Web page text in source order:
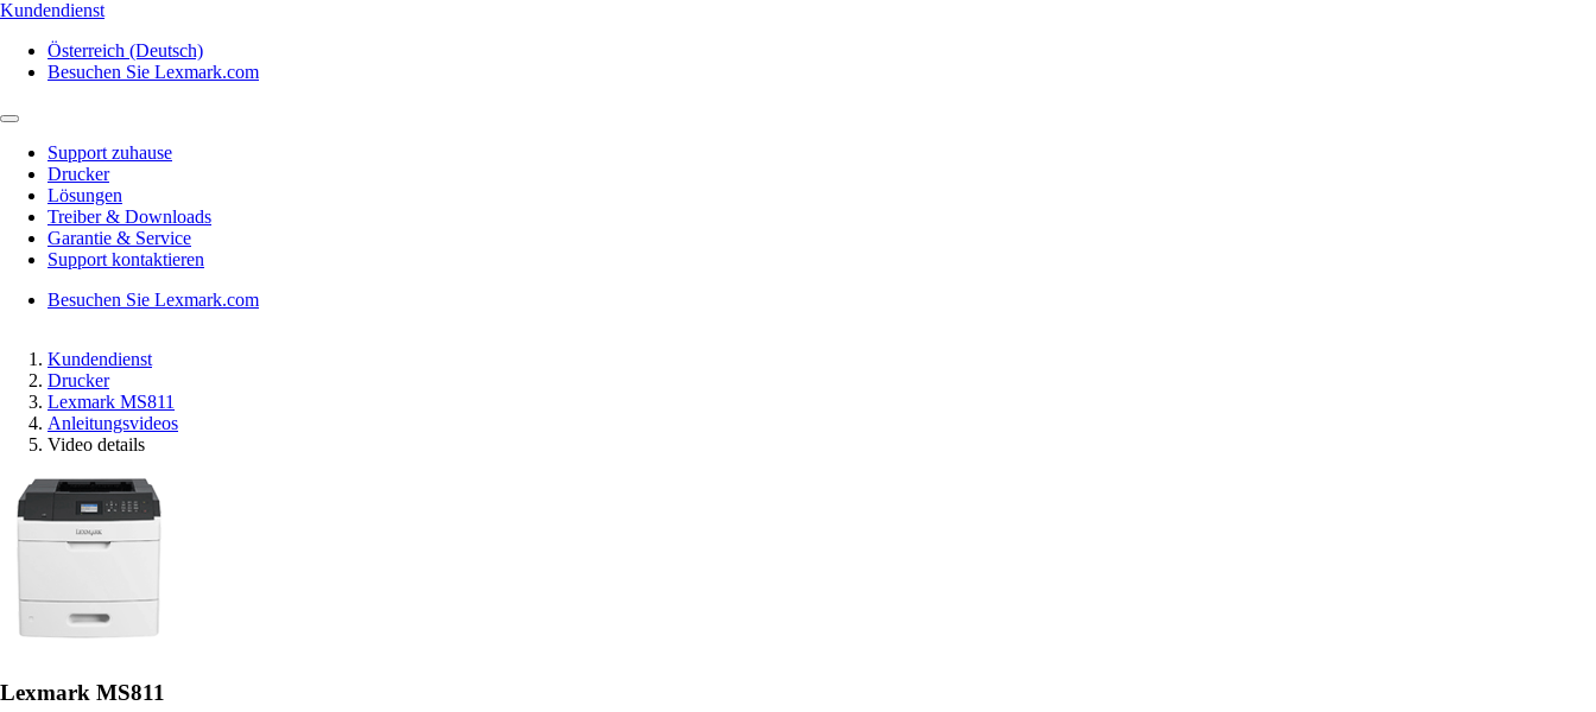
Kundendienst
Österreich (Deutsch)
Besuchen Sie Lexmark.com
Support zuhause
Drucker
Lösungen
Treiber & Downloads
Garantie & Service
Support kontaktieren
Besuchen Sie Lexmark.com
Kundendienst
Drucker
Lexmark MS811
Anleitungsvideos
Video details
Lexmark MS811